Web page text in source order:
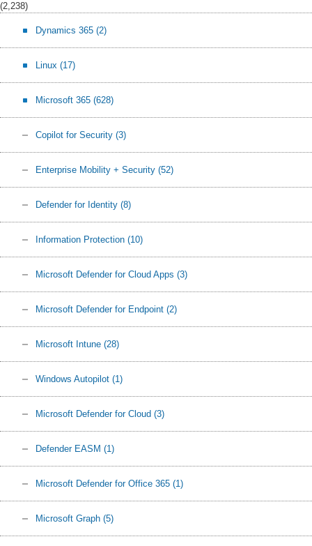
(2,238)
Dynamics 365 (2)
Linux (17)
Microsoft 365 (628)
Copilot for Security (3)
Enterprise Mobility + Security (52)
Defender for Identity (8)
Information Protection (10)
Microsoft Defender for Cloud Apps (3)
Microsoft Defender for Endpoint (2)
Microsoft Intune (28)
Windows Autopilot (1)
Microsoft Defender for Cloud (3)
Defender EASM (1)
Microsoft Defender for Office 365 (1)
Microsoft Graph (5)